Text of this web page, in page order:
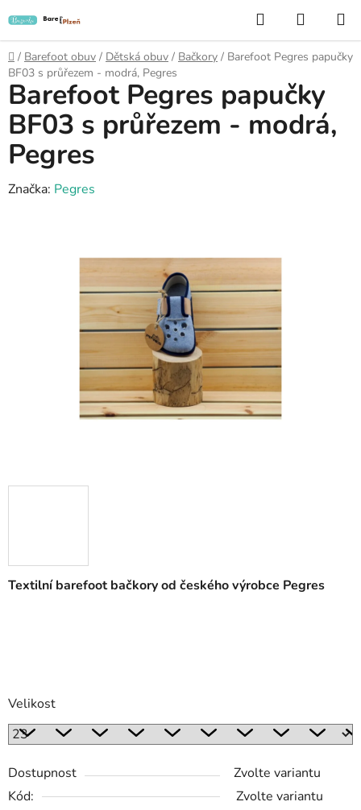
na
obsah
Hledat
KOŠÍK
Domů
/ Barefoot obuv / Dětská obuv / Bačkory / Barefoot Pegres papučky
BF03 s průřezem - modrá, Pegres
Textilní barefoot bačkory od českého výrobce Pegres
Velikost
Dostupnost
Zvolte variantu
Kód:
Zvolte variantu
Barefoot Pegres papučky
BF03 s průřezem - modrá,
Pegres
Značka: Pegres